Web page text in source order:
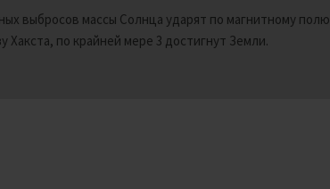
выбросов массы Солнца ударят по магнитному полю
по крайней мере 3 достигнут Земли.